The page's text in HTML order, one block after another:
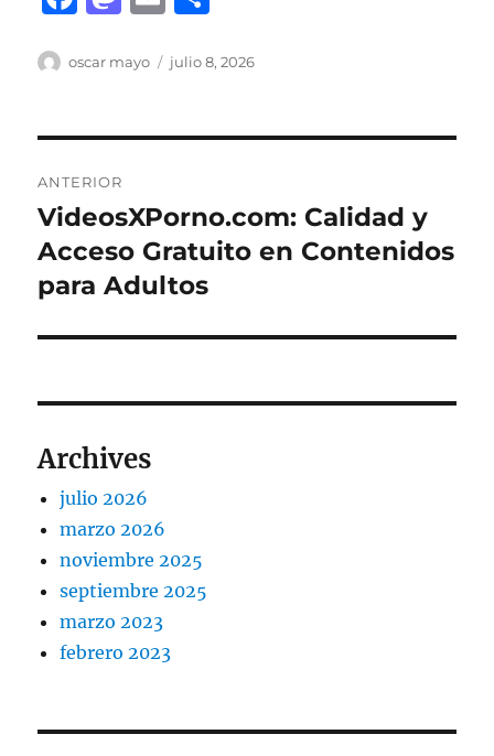
c
b
o
o
k
st
d
n
ai m
a
ir
Autor
oscar mayo
Publicado
julio 8, 2026
de
entradas
ANTERIOR
Entrada
anterior:
VideosXPorno.com: Calidad y
Acceso Gratuito en Contenidos
para Adultos
Archives
julio 2026
marzo 2026
noviembre 2025
septiembre 2025
marzo 2023
febrero 2023